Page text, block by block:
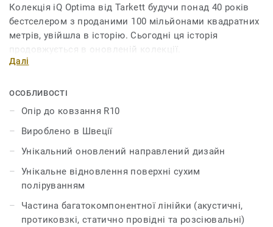
Колекція iQ Optima від Tarkett будучи понад 40 років
бестселером з проданими 100 мільйонами квадратних
метрів, увійшла в історію. Сьогодні ця історія
продовжується в оновленій колекції.
кольорів, колекція натхненна м'якими переливами та
iQ Optima має оновлений ефект направленого руху з
напівпрозорою крихтою, ексклюзивною для Tarkett,
яка тепер доступна в 3 дизайнах та 55 кольорах.
iQ Optima відома своєю унікальною технологією
відновлення поверхні iQ dry-buffing, яка збільшує
термін експлуатації та забезпечує неперевершену
зносостійкість.
Далі
ОСОБЛИВОСТІ
Опір до ковзання R10
Вироблено в Швеції
Унікальний оновлений направлений дизайн
Унікальне відновлення поверхні сухим
поліруванням
Частина багатокомпонентної лінійки (акустичні,
протиковзкі, статично провідні та розсіювальні)